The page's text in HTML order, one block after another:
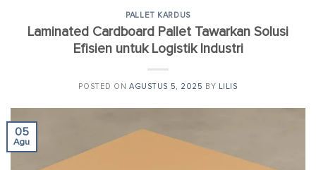
PALLET KARDUS
Laminated Cardboard Pallet Tawarkan Solusi
Efisien untuk Logistik Industri
POSTED ONAGUSTUS 5, 2025 BY LILIS
05
Agu